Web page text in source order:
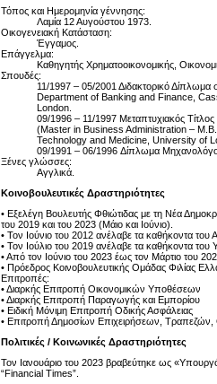
Τόπος και Ημερομηνία γέννησης:
Λαμία 12 Αυγούστου 1973.
Οικογενειακή Κατάσταση:
Έγγαμος.
Επάγγελμα:
Καθηγητής Χρηματοοικονομικής,
Σπουδές:
11/1997 – 05/2001 Διδακτορικό
Department of Banking and Finance,
London.
09/1996 – 11/1997 Μεταπτυχιακός
(Master in Business Administration –
Technology and Medicine, University of
09/1991 – 06/1996 Δίπλωμα
Ξένες γλώσσες:
Αγγλικά.
Κοινοβουλευτικές Δραστηριότητες
• Εξελέγη Βουλευτής Φθιώτιδας με τη Νέα
του 2019 και του 2023 (Μάιο και Ιούνιο).
• Τον Ιούνιο του 2012 ανέλαβε τα καθήκοντα
• Τον Ιούλιο του 2019 ανέλαβε τα καθήκοντα
• Από τον Ιούνιο του 2023 έως τον Μάρτιο του
• Πρόεδρος Κοινοβουλευτικής Ομάδας Φιλίας
Eπιτροπές:
• Διαρκής Επιτροπή Οικονομικών Υποθέσεων
• Διαρκής Επιτροπή Παραγωγής και Εμπορίου
• Ειδική Μόνιμη Επιτροπή Οδικής Ασφάλειας
• Επιτροπή Δημοσίων Επιχειρήσεων,
Πολιτικές / Κοινωνικές Δραστηριότητες
Τον Ιανουάριο του 2023 βραβεύτηκε ως
“Financial Times”.